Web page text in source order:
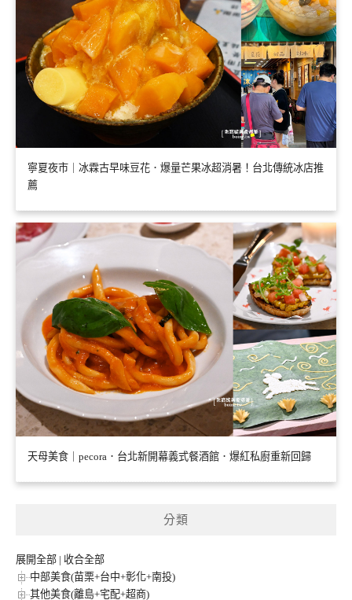
寧夏夜市｜冰霖古早味豆花．爆量芒果冰超消暑！台北傳統冰店推
薦
天母美食｜pecora．台北新開幕義式餐酒館．爆紅私廚重新回歸
分類
展開全部 | 收合全部
中部美食(苗栗+台中+彰化+南投)
其他美食(離島+宅配+超商)